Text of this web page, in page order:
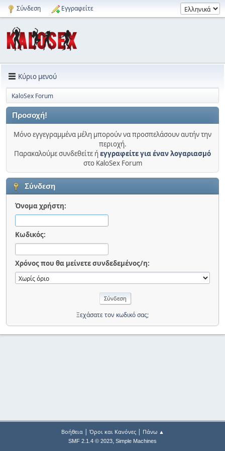
Σύνδεση Εγγραφείτε
Κύριο μενού
KaloSex Forum
Προσοχή!
Μόνο εγγεγραμμένα μέλη μπορούν να προσπελάσουν αυτήν την
περιοχή.
Παρακαλούμε συνδεθείτε ήεγγραφείτε για έναν λογαριασμό
στο KaloSex Forum
Σύνδεση
Όνομα χρήστη:
Κωδικός:
Χρόνος που θα μείνετε συνδεδεμένος/η:
Ξεχάσατε τον κωδικό σας;
Βοήθεια| Όροι και Κανόνες| Πάνω ▲
SMF 2.1.4 © 2023, Simple Machines